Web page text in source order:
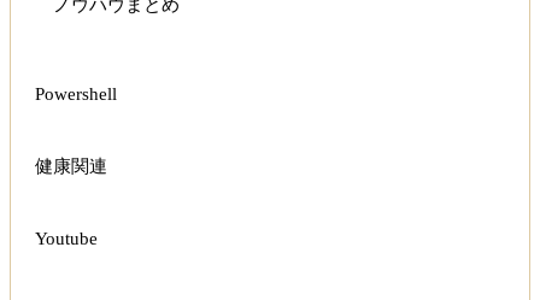
ノウハウまとめ
Powershell
健康関連
Youtube